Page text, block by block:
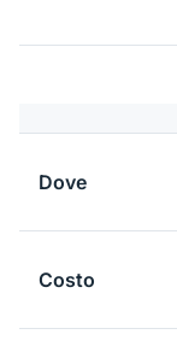
Dove
Costo